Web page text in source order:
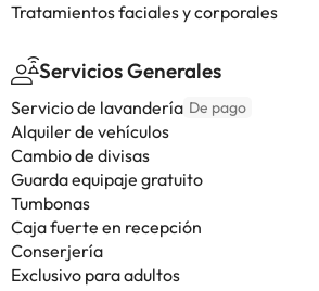
Tratamientos faciales y corporales
Servicios Generales
Servicio de lavandería De pago
Alquiler de vehículos
Cambio de divisas
Guarda equipaje gratuito
Tumbonas
Caja fuerte en recepción
Conserjería
Exclusivo para adultos